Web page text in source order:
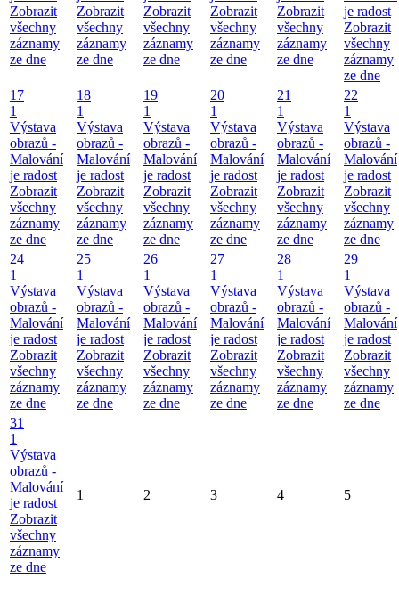
Zobrazit
všechny
záznamy
ze dne
Zobrazit
všechny
záznamy
ze dne
Zobrazit
všechny
záznamy
ze dne
Zobrazit
všechny
záznamy
ze dne
Zobrazit
všechny
záznamy
ze dne
je radost
Zobrazit
všechny
záznamy
ze dne
17
1
Výstava
obrazů -
Malování
je radost
Zobrazit
všechny
záznamy
ze dne
18
1
Výstava
obrazů -
Malování
je radost
Zobrazit
všechny
záznamy
ze dne
19
1
Výstava
obrazů -
Malování
je radost
Zobrazit
všechny
záznamy
ze dne
20
1
Výstava
obrazů -
Malování
je radost
Zobrazit
všechny
záznamy
ze dne
21
1
Výstava
obrazů -
Malování
je radost
Zobrazit
všechny
záznamy
ze dne
22
1
Výstava
obrazů -
Malování
je radost
Zobrazit
všechny
záznamy
ze dne
24
1
Výstava
obrazů -
Malování
je radost
Zobrazit
všechny
záznamy
ze dne
25
1
Výstava
obrazů -
Malování
je radost
Zobrazit
všechny
záznamy
ze dne
26
1
Výstava
obrazů -
Malování
je radost
Zobrazit
všechny
záznamy
ze dne
27
1
Výstava
obrazů -
Malování
je radost
Zobrazit
všechny
záznamy
ze dne
28
1
Výstava
obrazů -
Malování
je radost
Zobrazit
všechny
záznamy
ze dne
29
1
Výstava
obrazů -
Malování
je radost
Zobrazit
všechny
záznamy
ze dne
31
1
Výstava
obrazů -
Malování
je radost
Zobrazit
všechny
záznamy
ze dne
1 2 3 4 5